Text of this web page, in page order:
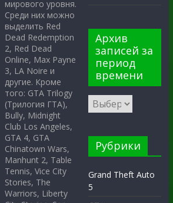
мирового уровня.
Среди них можно
выделить Red
Dead Redemption
2, Red Dead
Online, Max Payne
3, LA Noire и
другие. Кроме
того: GTA Trilogy
(Трилогия ГТА),
Bully, Midnight
Club Los Angeles,
GTA 4, GTA
Chinatown Wars,
Manhunt 2, Table
Tennis, Vice City
Stories, The
Warriors, Liberty
Архив
записей за
период
времени
Рубрики
Grand Theft Auto
5